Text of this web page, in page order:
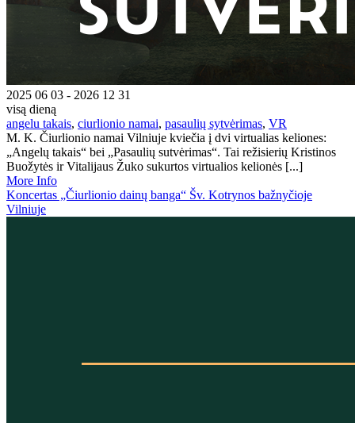
2025 06 03 - 2026 12 31
visą dieną
angelu takais, ciurlionio namai, pasaulių sytvėrimas, VR
M. K. Čiurlionio namai Vilniuje kviečia į dvi virtualias keliones:
„Angelų takais“ bei „Pasaulių sutvėrimas“. Tai režisierių Kristinos
Buožytės ir Vitalijaus Žuko sukurtos virtualios kelionės [...]
More Info
Koncertas „Čiurlionio dainų banga“ Šv. Kotrynos bažnyčioje
Vilniuje